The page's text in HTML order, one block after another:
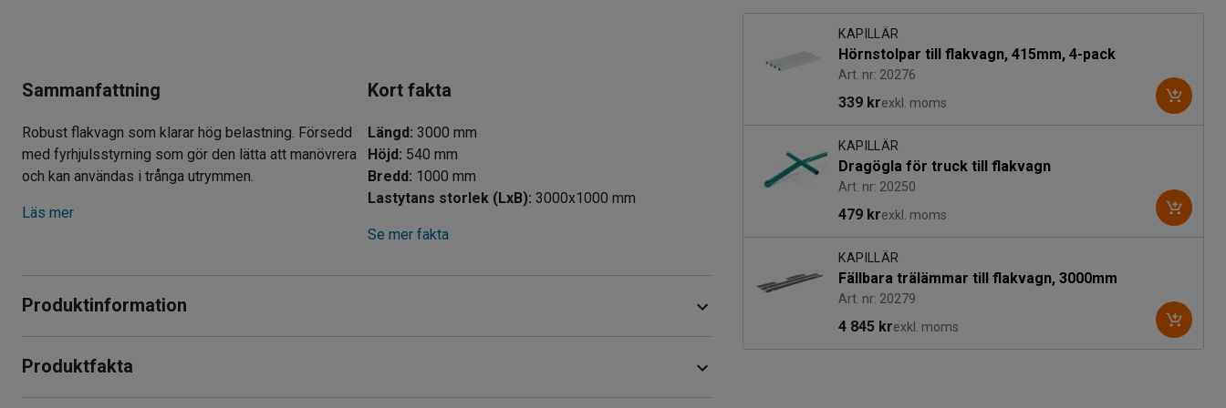
Sammanfattning
Robust flakvagn som klarar hög belastning. Försedd
med fyrhjulsstyrning som gör den lätta att manövrera
och kan användas i trånga utrymmen.
Läs mer
Kort fakta
Längd : 3000 mm
Höjd : 540 mm
Bredd : 1000 mm
Lastytans storlek (LxB): 3000x1000 mm
Se mer fakta
Produktinformation
verkstäder och byggarbetsplatser mm. Vagnen har en stryktålig stålrörskonstruktion som pulverlackerats för
Produktfakta
KAPILLÄR
Hörnstolpar till flakvagn, 415mm, 4-pack
Art. nr: 20276
339 krexkl. moms
KAPILLÄR
Dragögla för truck till flakvagn
Art. nr: 20250
479 krexkl. moms
KAPILLÄR
Fällbara trälämmar till flakvagn, 3000mm
Art. nr: 20279
4 845 krexkl. moms